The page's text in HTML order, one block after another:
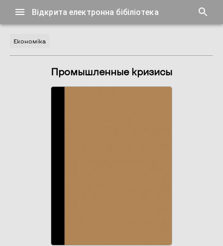
Відкрита електронна бібіліотека
Економіка
Промышленные кризисы